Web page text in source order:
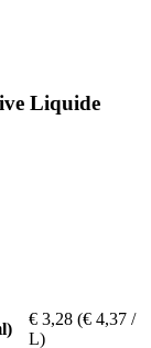
Liquide
€ 3,28 (€ 4,37 /
L)